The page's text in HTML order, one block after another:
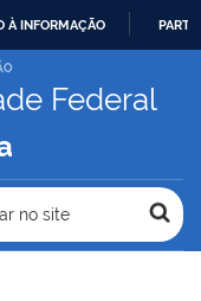
À INFORMAÇÃO
Federal
no site